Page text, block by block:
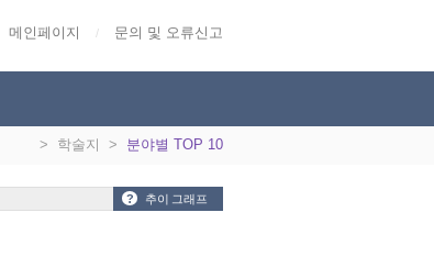
메인페이지 / 문의 및 오류신고
> 학술지 > 분야별 TOP 10
? 추이 그래프